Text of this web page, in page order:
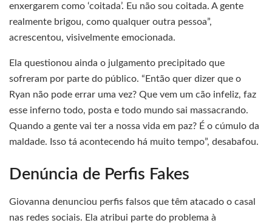
enxergarem como ‘coitada’. Eu não sou coitada. A gente
realmente brigou, como qualquer outra pessoa”,
acrescentou, visivelmente emocionada.
Ela questionou ainda o julgamento precipitado que
sofreram por parte do público. “Então quer dizer que o
Ryan não pode errar uma vez? Que vem um cão infeliz, faz
esse inferno todo, posta e todo mundo sai massacrando.
Quando a gente vai ter a nossa vida em paz? É o cúmulo da
maldade. Isso tá acontecendo há muito tempo”, desabafou.
Denúncia de Perfis Fakes
Giovanna denunciou perfis falsos que têm atacado o casal
nas redes sociais. Ela atribui parte do problema à